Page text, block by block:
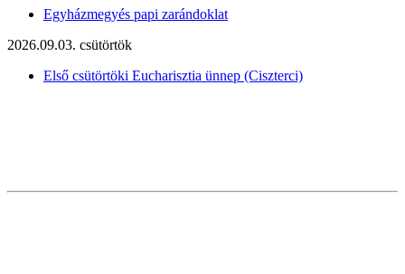
Egyházmegyés papi zarándoklat
2026.09.03. csütörtök
Első csütörtöki Eucharisztia ünnep (Ciszterci)